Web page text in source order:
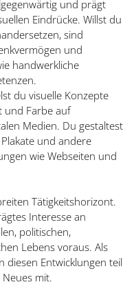
und prägt
Eindrücke. Willst du
sind
und
handwerkliche
du visuelle Konzepte
und Farbe auf
Medien. Du gestaltest
und andere
wie Webseiten und
Tätigkeitshorizont.
Interesse an
politischen,
Lebens voraus. Als
diesen Entwicklungen teil
mit.